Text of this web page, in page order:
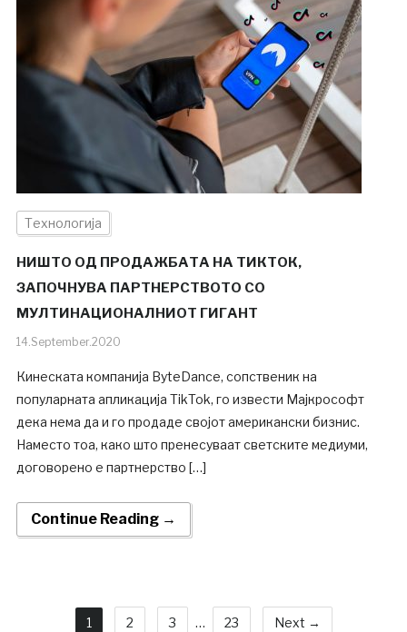
Технологија
НИШТО ОД ПРОДАЖБАТА НА ТИКТОК,
ЗАПОЧНУВА ПАРТНЕРСТВОТО СО
МУЛТИНАЦИОНАЛНИОТ ГИГАНТ
14.September.2020
Кинеската компанија ByteDance, сопственик на
популарната апликација TikTok, го извести Мајкрософт
дека нема да и го продаде својот американски бизнис.
Наместо тоа, како што пренесуваат светските медиуми,
договорено е партнерство […]
Continue Reading →
1 2 3 … 23 Next →